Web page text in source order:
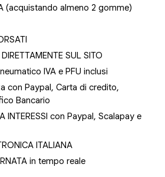
(acquistando almeno 2 gomme)
SUL SITO
IVA e PFU inclusi
con Paypal, Carta di credito,
Bancario
INTERESSI con Paypal, Scalapay e
ITALIANA
in tempo reale